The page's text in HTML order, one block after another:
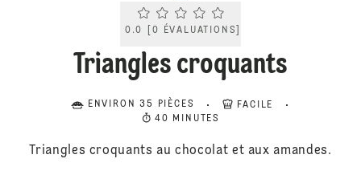
Current rating 0.0. Click to rate.
0.0 0 ÉVALUATIONS
Triangles croquants
ENVIRON 35 PIÈCES
FACILE
40 MINUTES
Triangles croquants au chocolat et aux amandes.